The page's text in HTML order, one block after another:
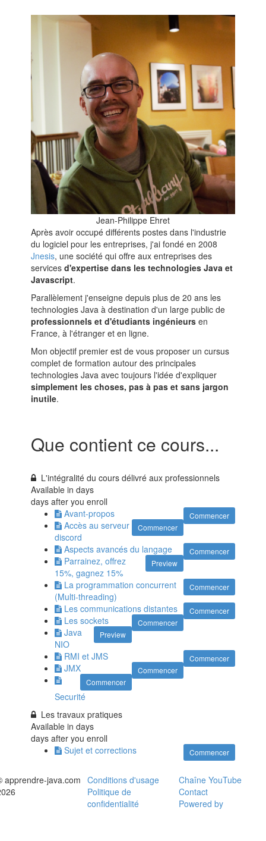
Jean-Philippe Ehret
Après avoir occupé différents postes dans l'industrie
du logiciel pour les entreprises, j'ai fondé en 2008
Jnesis, une société qui offre aux entreprises des
servicesd'expertise dans les technologies Java et
Javascript.
Parallèlement j'enseigne depuis plus de 20 ans les
technologies Java à destination d'un large public de
professionnels et d'étudiants ingénieursen
France, à l'étranger et en ligne.
Mon objectif premier est de vous proposer un cursus
complet de formation autour des principales
technologies Java avec toujours l'idée d'expliquer
simplement les choses, pas à pas et sans jargon
inutile.
Que contient ce cours...
L'intégralité du cours délivré aux professionnels
Available indays
days after you enroll
Commencer
Avant-propos
Commencer
Accès au serveur
discord
Commencer
Aspects avancés du langage
Preview
Parrainez, offrez
15%, gagnez 15%
Commencer
La programmation concurrent
(Multi-threading)
Commencer
Les communications distantes
Commencer
Les sockets
Preview
Java
NIO
Commencer
RMI et JMS
Commencer
JMX
Commencer
Securité
Les travaux pratiques
Available indays
days after you enroll
Commencer
Sujet et corrections
apprendre-java.com
Conditions d'usage
Politique de
confidentialité
Chaîne YouTube
Contact
Powered by